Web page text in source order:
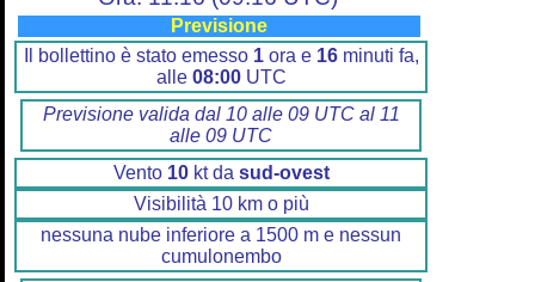
Previsione
Il bollettino è stato emesso 1ora e 16minuti fa,
alle 08:00UTC
Previsione valida dal 10 alle 09 UTC al 11
alle 09 UTC
Vento 10kt da sud-ovest
Visibilità 10 km o più
nessuna nube inferiore a 1500 m e nessun
cumulonembo